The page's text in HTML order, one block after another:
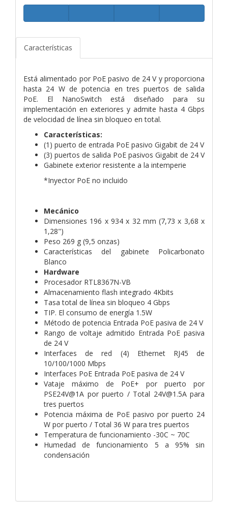
Características
Está alimentado por PoE pasivo de 24 V y proporciona
hasta 24 W de potencia en tres puertos de salida
PoE. El NanoSwitch está diseñado para su
implementación en exteriores y admite hasta 4 Gbps
de velocidad de línea sin bloqueo en total.
Características:
(1) puerto de entrada PoE pasivo Gigabit de 24 V
(3) puertos de salida PoE pasivos Gigabit de 24 V
Gabinete exterior resistente a la intemperie
*Inyector PoE no incluido
Mecánico
Dimensiones 196 x 934 x 32 mm (7,73 x 3,68 x
1,28")
Peso 269 ​​g (9,5 onzas)
Características del gabinete Policarbonato
Blanco
Hardware
Procesador RTL8367N-VB
Almacenamiento flash integrado 4Kbits
Tasa total de línea sin bloqueo 4 Gbps
TIP. El consumo de energía 1.5W
Método de potencia Entrada PoE pasiva de 24 V
Rango de voltaje admitido Entrada PoE pasiva
de 24 V
Interfaces de red (4) Ethernet RJ45 de
10/100/1000 Mbps
Interfaces PoE Entrada PoE pasiva de 24 V
Vataje máximo de PoE+ por puerto por
PSE24V@1A por puerto / Total 24V@1.5A para
tres puertos
Potencia máxima de PoE pasivo por puerto 24
W por puerto / Total 36 W para tres puertos
Temperatura de funcionamiento -30C ~ 70C
Humedad de funcionamiento 5 a 95% sin
condensación